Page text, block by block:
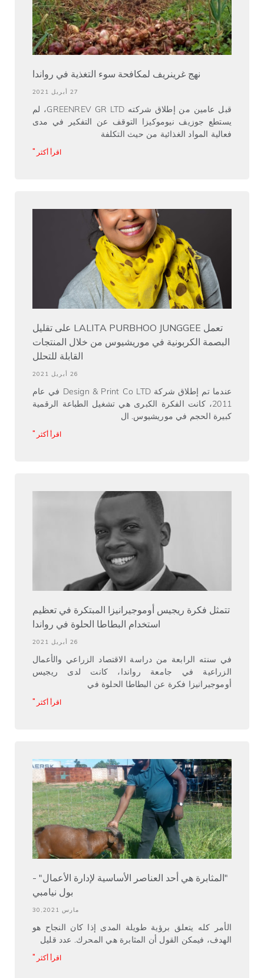
نهج غرينريف لمكافحة سوء التغذية في رواندا
27 أبريل 2021
قبل عامين من إطلاق شركته GREENREV GR LTD، لم
يستطع جوزيف نيوموكيزا التوقف عن التفكير في مدى
فعالية المواد الغذائية من حيث التكلفة
اقرأ أكثر "
تعمل LALITA PURBHOO JUNGGEE على تقليل
البصمة الكربونية في موريشيوس من خلال المنتجات
القابلة للتحلل
26 أبريل 2021
عندما تم إطلاق شركة Design & Print Co LTD في عام
2011، كانت الفكرة الكبرى هي تشغيل الطباعة الرقمية
كبيرة الحجم في موريشيوس. ال
اقرأ أكثر "
تتمثل فكرة ريجيس أوموجيرانيزا المبتكرة في تعظيم
استخدام البطاطا الحلوة في رواندا
26 أبريل 2021
في سنته الرابعة من دراسة الاقتصاد الزراعي والأعمال
الزراعية في جامعة رواندا، كانت لدى ريجيس
أوموجيرانيزا فكرة عن البطاطا الحلوة في
اقرأ أكثر "
"المثابرة هي أحد العناصر الأساسية لإدارة الأعمال" -
بول نيامبي
مارس 30,2021
الأمر كله يتعلق برؤية طويلة المدى إذا كان النجاح هو
الهدف، فيمكن القول أن المثابرة هي المحرك. عدد قليل
اقرأ أكثر "